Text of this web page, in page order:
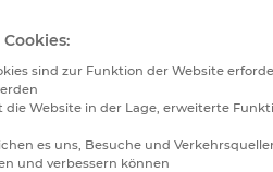
Huisman im
sein. Das
Hebe- und
und die Hoch-
sind zur Funktion der Website
die Website in der Lage, erweiterte
es uns, Besuche und
und verbessern können